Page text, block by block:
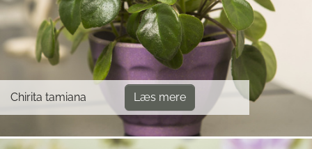
Chirita tamiana Læs mere